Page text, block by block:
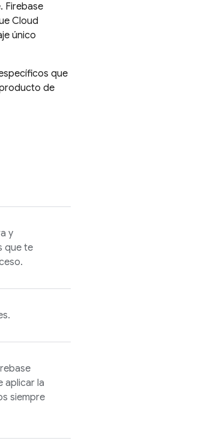
. Firebase
Cloud
único
que
de
y
que te
aplicar la
siempre